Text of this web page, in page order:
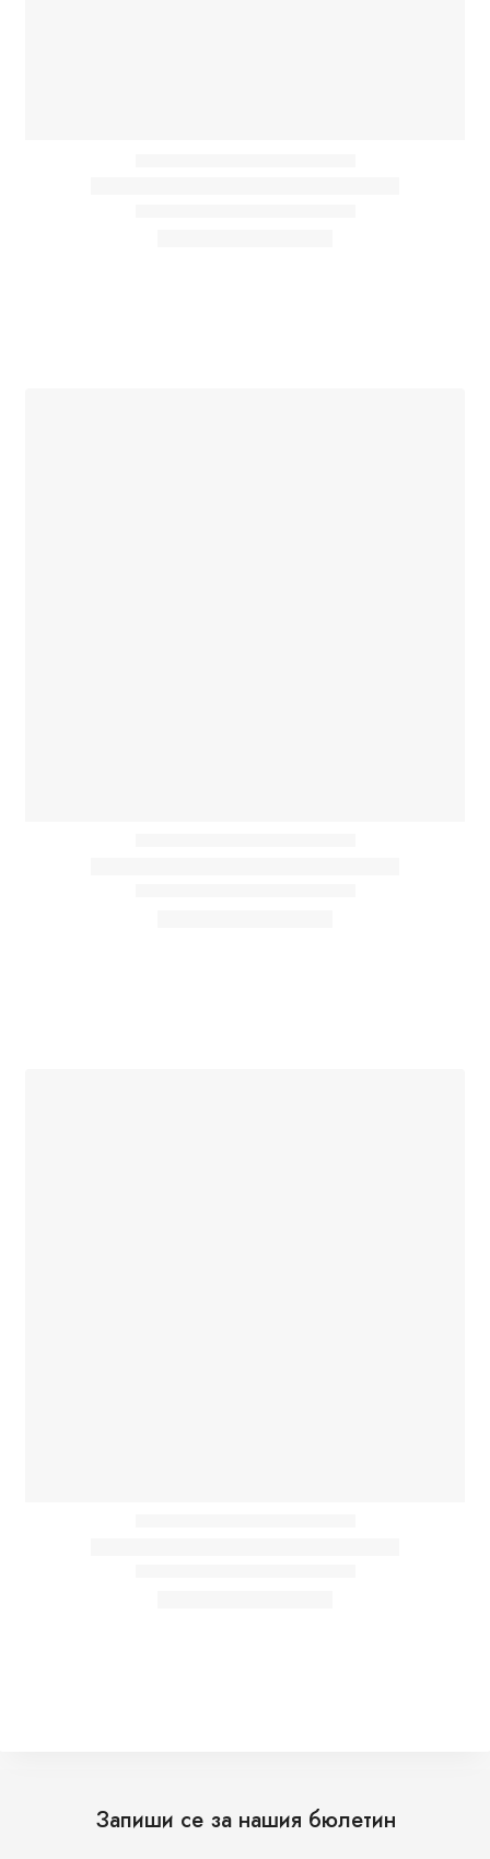
Запиши се за нашия бюлетин